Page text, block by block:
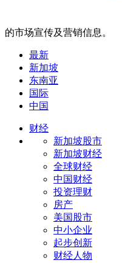
的市场宣传及营销信息。
最新
新加坡
东南亚
国际
中国
财经
新加坡股市
新加坡财经
全球财经
中国财经
投资理财
房产
美国股市
中小企业
起步创新
财经人物